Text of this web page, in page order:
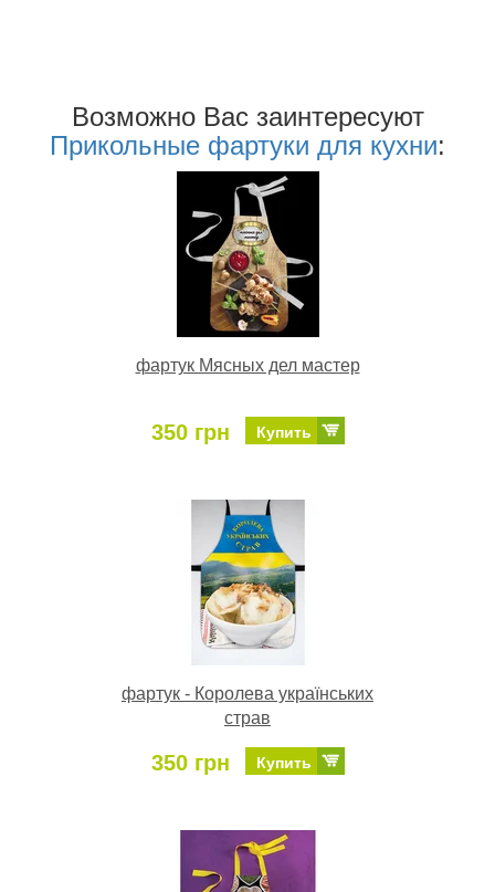
Возможно Ваc заинтересуют
Прикольные фартуки для кухни:
фартук Мясных дел мастер
350 грн Купить
фартук - Королева українських
страв
350 грн Купить